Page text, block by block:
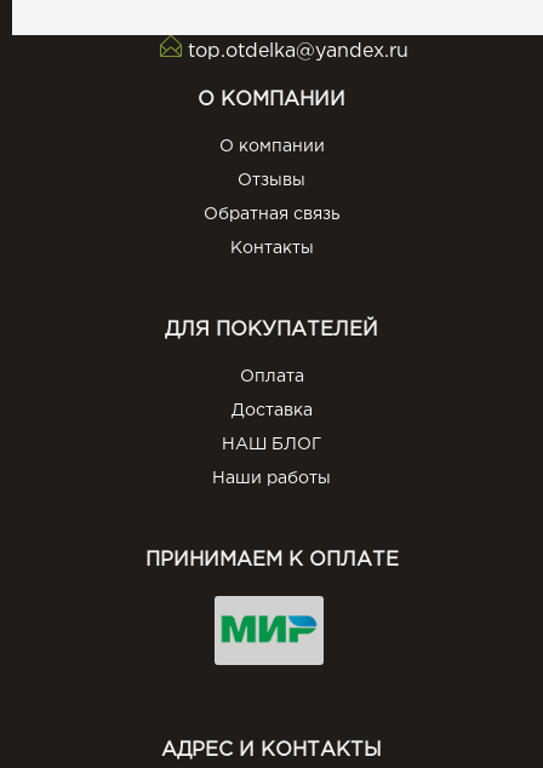
top.otdelka@yandex.ru
О КОМПАНИИ
О компании
Отзывы
Обратная связь
Контакты
ДЛЯ ПОКУПАТЕЛЕЙ
Оплата
Доставка
НАШ БЛОГ
Наши работы
ПРИНИМАЕМ К ОПЛАТЕ
АДРЕС И КОНТАКТЫ